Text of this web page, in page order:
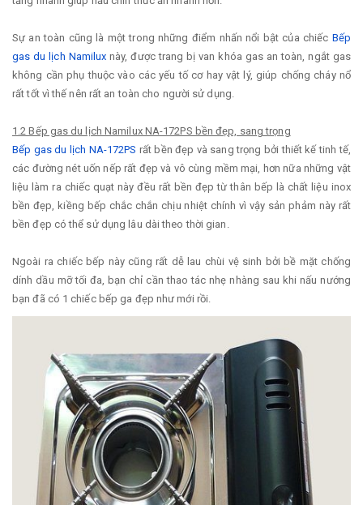
Sự an toàn cũng là một trong những điểm nhấn nổi bật của chiếc Bếp
gas du lịch Namilux này, được trang bị van khóa gas an toàn, ngắt gas
không cần phụ thuộc vào các yếu tố cơ hay vật lý, giúp chống cháy nổ
rất tốt vì thế nên rất an toàn cho người sử dụng.
1.2 Bếp gas du lịch Namilux NA-172PS bền đẹp, sang trọng
Bếp gas du lịch NA-172PS rất bền đẹp và sang trọng bởi thiết kế tinh tế,
các đường nét uốn nếp rất đẹp và vô cùng mềm mại, hơn nữa những vật
liệu làm ra chiếc quạt này đều rất bền đẹp từ thân bếp là chất liệu inox
bền đẹp, kiềng bếp chắc chắn chịu nhiệt chính vì vậy sản phảm này rất
bền đẹp có thể sử dụng lâu dài theo thời gian.
Ngoài ra chiếc bếp này cũng rất dễ lau chùi vệ sinh bởi bề mặt chống
dính dầu mỡ tối đa, bạn chỉ cần thao tác nhẹ nhàng sau khi nấu nướng
bạn đã có 1 chiếc bếp ga đẹp như mới rồi.